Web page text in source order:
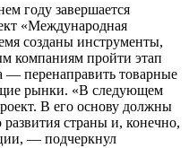
году завершается
«Международная
созданы инструменты,
компаниям пройти этап
— перенаправить товарные
рынки. «В следующем
В его основу должны
страны и, конечно,
— подчеркнул